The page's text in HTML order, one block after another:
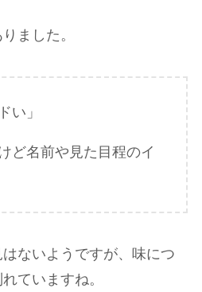
ました。
い」
ど名前や見た目程のイ
はないようですが、味につ
ていますね。